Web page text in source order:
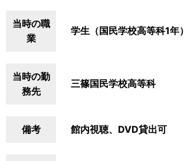
当時の職
業
学生（国民学校高等科1年）
当時の勤
務先
三篠国民学校高等科
備考 館内視聴、DVD貸出可